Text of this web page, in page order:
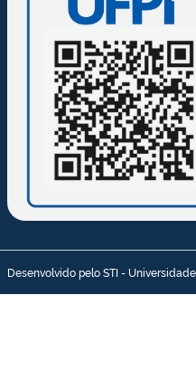
Desenvolvido pelo STI -